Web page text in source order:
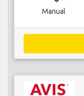
Manual